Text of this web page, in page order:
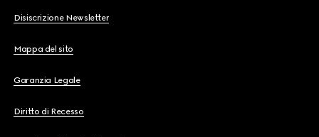
Disiscrizione Newsletter
Mappa del sito
Garanzia Legale
Diritto di Recesso